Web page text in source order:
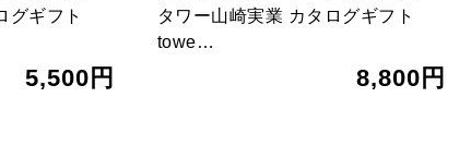
グギフト
5,500円
タワー山崎実業 カタログギフト
towe…
8,800円